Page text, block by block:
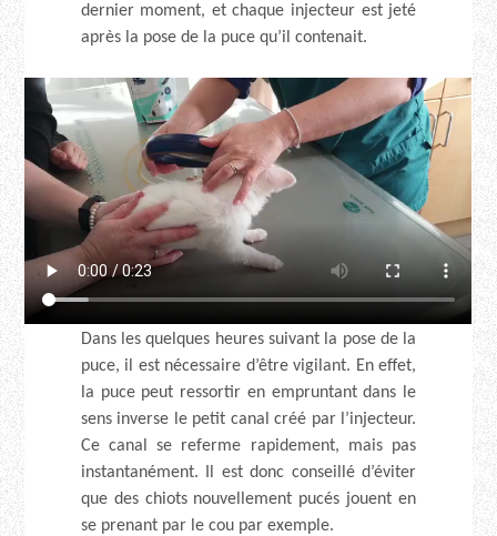
dernier moment, et chaque injecteur est jeté
après la pose de la puce qu’il contenait.
Dans les quelques heures suivant la pose de la
puce, il est nécessaire d’être vigilant. En effet,
la puce peut ressortir en empruntant dans le
sens inverse le petit canal créé par l’injecteur.
Ce canal se referme rapidement, mais pas
instantanément. Il est donc conseillé d’éviter
que des chiots nouvellement pucés jouent en
se prenant par le cou par exemple.